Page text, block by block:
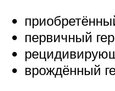
первичный
врождённый